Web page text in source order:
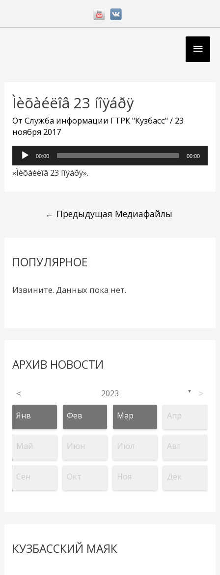
Ìèõàéëîâ 23 íîÿáðÿ
ОтСлужба информации ГТРК "Кузбасс"/ 23
ноября 2017
Аудиоплеер
00:00 00:00
«Ìèõàéëîâ 23 íîÿáðÿ».
записям
← Предыдущая Медиафайлы
ПОПУЛЯРНОЕ
Извините. Данных пока нет.
АРХИВ НОВОСТИ
< 2023 ▼ >
Янв Фев Мар Апр
Май Июн Июл Авг
Сен Окт Ноя Дек
КУЗБАССКИЙ МАЯК